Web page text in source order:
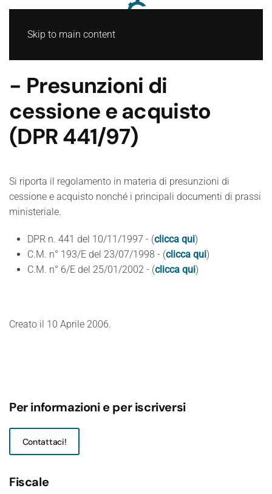
Skip to main content
- Presunzioni di
cessione e acquisto
(DPR 441/97)
Si riporta il regolamento in materia di presunzioni di
cessione e acquisto nonché i principali documenti di prassi
ministeriale.
DPR n. 441 del 10/11/1997 - (clicca qui)
C.M. n° 193/E del 23/07/1998 - (clicca qui)
C.M. n° 6/E del 25/01/2002 - (clicca qui)
Creato il 10 Aprile 2006.
Per informazioni e per iscriversi
Contattaci!
Fiscale